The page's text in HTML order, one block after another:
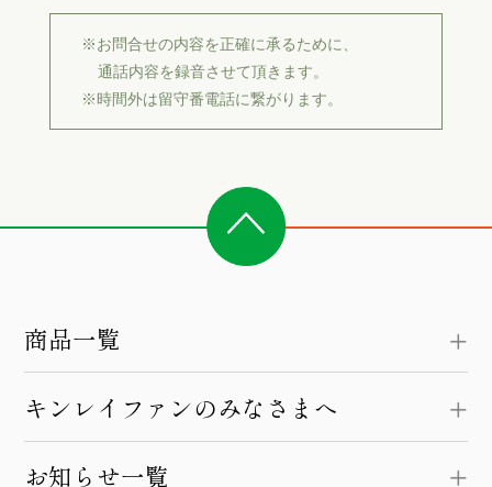
※お問合せの内容を正確に承るために、
通話内容を録音させて頂きます。
※時間外は留守番電話に繋がります。
商品一覧
キンレイファンのみなさまへ
お知らせ一覧